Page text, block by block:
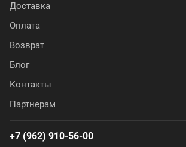
Доставка
Оплата
Возврат
Блог
Контакты
Партнерам
+7 (962) 910-56-00